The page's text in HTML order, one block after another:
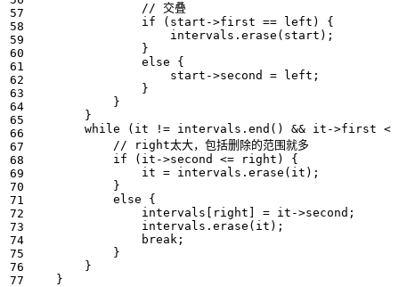
if
( start ->first == left )
{
intervals . erase ( start );
}
else
{
start ->second = left ;
}
}
}
while
( it != intervals . end () && it ->first <
if
( it ->second <= right )
{
it = intervals . erase ( it );
}
else
{
intervals [ right ] = it ->second ;
intervals . erase ( it );
break ;
}
}
}